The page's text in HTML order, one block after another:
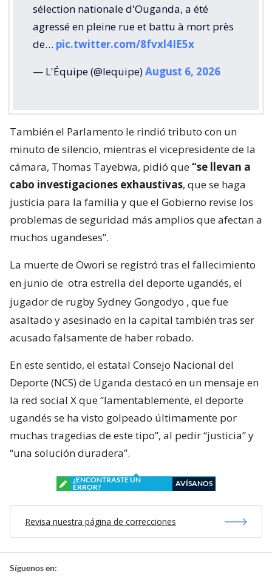
sélection nationale d'Ouganda, a été
agressé en pleine rue et battu à mort près
de… pic.twitter.com/8fvxl4IE5x
— L'Équipe (@lequipe)August 6, 2026
También el Parlamento le rindió tributo con un
minuto de silencio, mientras el vicepresidente de la
cámara, Thomas Tayebwa, pidió que“se llevan a
cabo investigaciones exhaustivas, que se haga
justicia para la familia y que el Gobierno revise los
problemas de seguridad más amplios que afectan a
muchos ugandeses”.
La muerte de Owori se registró tras el fallecimiento
en junio de otra estrella del deporte ugandés, el
jugador de rugby Sydney Gongodyo , que fue
asaltado y asesinado en la capital también tras ser
acusado falsamente de haber robado.
En este sentido, el estatal Consejo Nacional del
Deporte (NCS) de Uganda destacó en un mensaje en
la red social X que “lamentablemente, el deporte
ugandés se ha visto golpeado últimamente por
muchas tragedias de este tipo”, al pedir “justicia” y
“una solución duradera”.
¿ENCONTRASTE UN
ERROR?
AVÍSANOS
Revisa nuestra página de correcciones
Síguenos en: